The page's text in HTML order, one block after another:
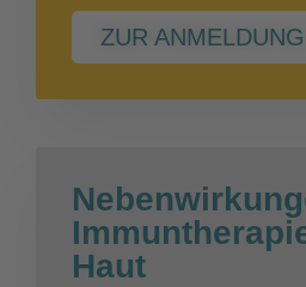
ZUR ANMELDUNG
Haut